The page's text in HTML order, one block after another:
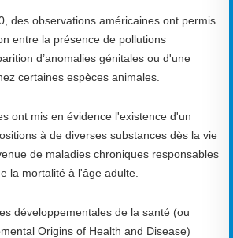
des observations américaines ont permis
entre la présence de pollutions
d’anomalies génitales ou d'une
certaines espèces animales.
ont mis en évidence l'existence d'un
à de diverses substances dès la vie
de maladies chroniques responsables
la mortalité à l'âge adulte.
développementales de la santé (ou
Origins of Health and Disease)